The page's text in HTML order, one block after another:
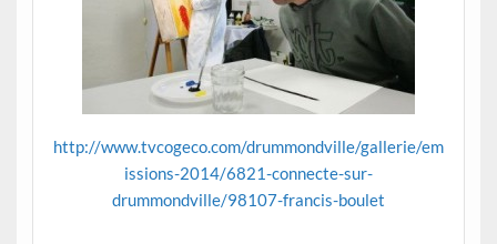
http://www.tvcogeco.com/drummondville/gallerie/em
issions-2014/6821-connecte-sur-
drummondville/98107-francis-boulet